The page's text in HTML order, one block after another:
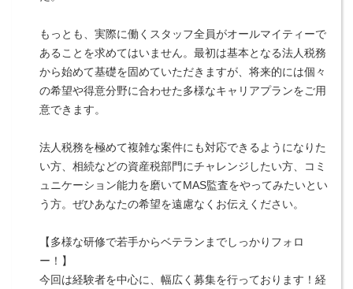
もっとも、実際に働くスタッフ全員がオールマイティーで
あることを求めてはいません。最初は基本となる法人税務
から始めて基礎を固めていただきますが、将来的には個々
の希望や得意分野に合わせた多様なキャリアプランをご用
意できます。
法人税務を極めて複雑な案件にも対応できるようになりた
い方、相続などの資産税部門にチャレンジしたい方、コミ
ュニケーション能力を磨いてMAS監査をやってみたいとい
う方。ぜひあなたの希望を遠慮なくお伝えください。
【多様な研修で若手からベテランまでしっかりフォロ
ー！】
今回は経験者を中心に、幅広く募集を行っております！経